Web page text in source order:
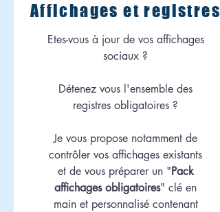
Affichages et registres
Etes-vous à jour de vos affichages
sociaux ?
Détenez vous l'ensemble des
registres obligatoires ?
Je vous propose notamment de
contrôler vos affichages existants
et de vous préparer un "Pack
affichages obligatoires" clé en
main et personnalisé contenant